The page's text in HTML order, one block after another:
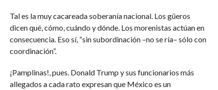
Tal es la muy cacareada soberanía nacional. Los güeros
dicen qué, cómo, cuándo y dónde. Los morenistas actúan en
consecuencia. Eso sí, “sin subordinación –no se ría– sólo con
coordinación”.
¡Pamplinas!, pues. Donald Trump y sus funcionarios más
allegados a cada rato expresan que México es un